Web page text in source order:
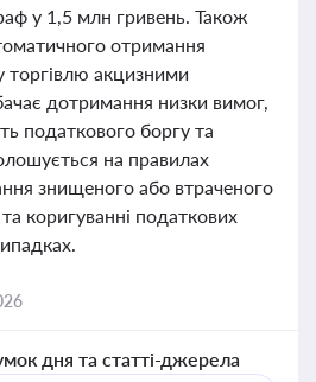
у 1,5 млн гривень. Також
отримання
торгівлю акцизними
дотримання низки вимог,
податкового боргу та
на правилах
знищеного або втраченого
коригуванні податкових
дня та статті-джерела